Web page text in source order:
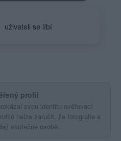
uživateli se líbí
profil
svou identitu ověřovací
nelze zaručit, že fotografie a
skutečné osobě.